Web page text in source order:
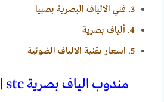
3. فني الالياف البصرية بصبيا
4. ألياف بصرية
5. اسعار تقنية الالياف الضوئية
مندوب الياف بصرية stc | موبايلى صبيا